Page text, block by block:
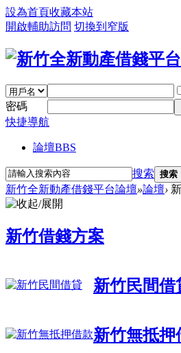
設為首頁收藏本站
開啟輔助訪問 切換到窄版
密碼
快捷導航
論壇BBS
搜索 搜索
新竹全新動產借錢平台論壇»論壇›
新竹借錢方案
新竹民間借
新竹無抵押